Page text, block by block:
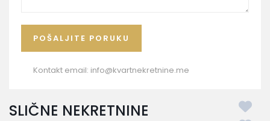
Kontakt email: info@kvartnekretnine.me
SLIČNE NEKRETNINE